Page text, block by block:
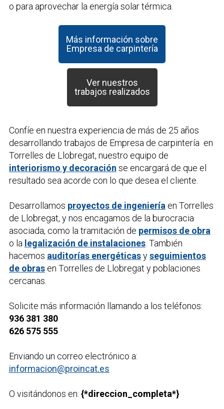
o para aprovechar la energía solar térmica.
Más información sobre
Empresa de carpintería
Ver nuestros
trabajos realizados
Confíe en nuestra experiencia de más de 25 años
desarrollando trabajos de Empresa de carpintería en
Torrelles de Llobregat, nuestro equipo de
interiorismo y decoración se encargará de que el
resultado sea acorde con lo que desea el cliente.
Desarrollamos proyectos de ingeniería en Torrelles
de Llobregat, y nos encagamos de la burocracia
asociada, como la tramitación de permisos de obra
o la legalización de instalaciones. También
hacemos auditorías energéticasyseguimientos
de obrasen Torrelles de Llobregat y poblaciones
cercanas.
Solicite más información llamando a los teléfonos:
936 381 380
626 575 555
Enviando un correo electrónico a:
informacion@proincat.es
O visitándonos en: {*direccion_completa*}